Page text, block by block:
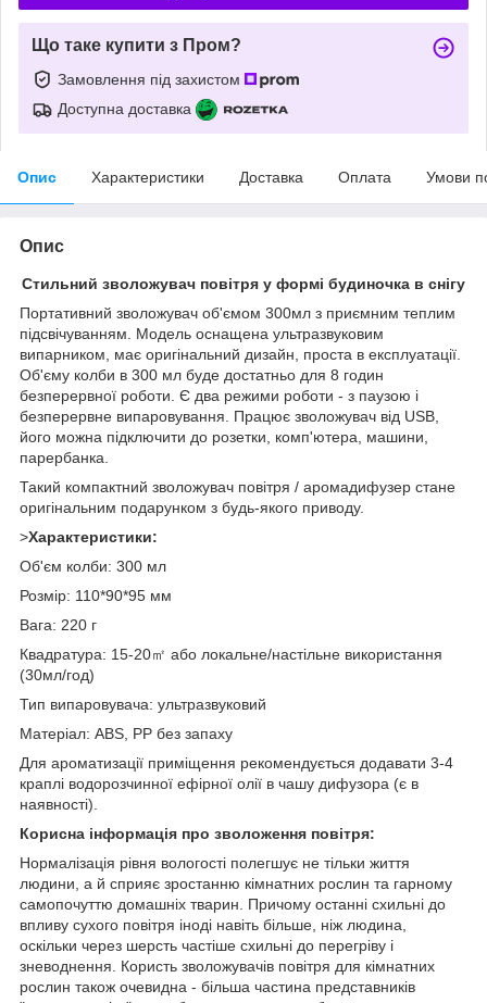
Що таке купити з Пром?
Замовлення під захистом
Доступна доставка
Опис Характеристики Доставка Оплата Умови
Опис
Стильний зволожувач повітря у формі будиночка в снігу
Портативний зволожувач об'ємом 300мл з приємним теплим
підсвічуванням. Модель оснащена ультразвуковим
випарником, має оригінальний дизайн, проста в експлуатації.
Об'єму колби в 300 мл буде достатньо для 8 годин
безперервної роботи. Є два режими роботи - з паузою і
безперервне випаровування. Працює зволожувач від USB,
його можна підключити до розетки, комп'ютера, машини,
парербанка.
Такий компактний зволожувач повітря / аромадифузер стане
оригінальним подарунком з будь-якого приводу.
>Характеристики:
Об'єм колби: 300 мл
Розмір: 110*90*95 мм
Вага: 220 г
Квадратура: 15-20㎡ або локальне/настільне використання
(30мл/год)
Тип випаровувача: ультразвуковий
Матеріал: ABS, PP без запаху
Для ароматизації приміщення рекомендується додавати 3-4
краплі водорозчинної ефірної олії в чашу дифузора (є в
наявності).
Корисна інформація про зволоження повітря:
Нормалізація рівня вологості полегшує не тільки життя
людини, а й сприяє зростанню кімнатних рослин та гарному
самопочуттю домашніх тварин. Причому останні схильні до
впливу сухого повітря іноді навіть більше, ніж людина,
оскільки через шерсть частіше схильні до перегріву і
зневоднення. Користь зволожувачів повітря для кімнатних
рослин також очевидна - більша частина представників